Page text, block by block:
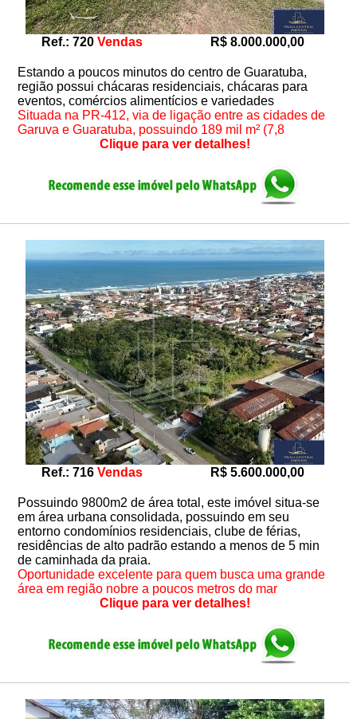
Ref.: 720 Vendas R$ 8.000.000,00
Estando a poucos minutos do centro de Guaratuba,
região possui chácaras residenciais, chácaras para
eventos, comércios alimentícios e variedades
Situada na PR-412, via de ligação entre as cidades de
Garuva e Guaratuba, possuindo 189 mil m² (7,8
Clique para ver detalhes!
Ref.: 716 Vendas R$ 5.600.000,00
Possuindo 9800m2 de área total, este imóvel situa-se
em área urbana consolidada, possuindo em seu
entorno condomínios residenciais, clube de férias,
residências de alto padrão estando a menos de 5 min
de caminhada da praia.
Oportunidade excelente para quem busca uma grande
área em região nobre a poucos metros do mar
Clique para ver detalhes!